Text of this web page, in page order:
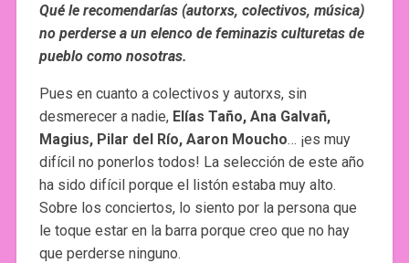
Qué le recomendarías (autorxs, colectivos, música)
no perderse a un elenco de feminazis culturetas de
pueblo como nosotras.
Pues en cuanto a colectivos y autorxs, sin
desmerecer a nadie, Elías Taño, Ana Galvañ,
Magius, Pilar del Río, Aaron Moucho… ¡es muy
difícil no ponerlos todos! La selección de este año
ha sido difícil porque el listón estaba muy alto.
Sobre los conciertos, lo siento por la persona que
le toque estar en la barra porque creo que no hay
que perderse ninguno.